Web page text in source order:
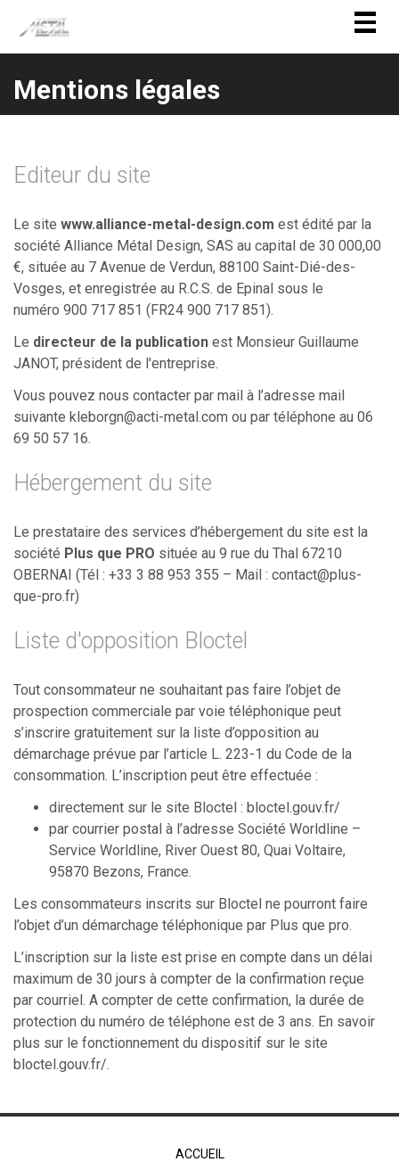
Mentions légales
Editeur du site
Le site www.alliance-metal-design.com est édité par la
société Alliance Métal Design, SAS au capital de 30 000,00
€, située au 7 Avenue de Verdun, 88100 Saint-Dié-des-
Vosges, et enregistrée au R.C.S. de Epinal sous le
numéro 900 717 851 (FR24 900 717 851).
Le directeur de la publication est Monsieur Guillaume
JANOT, président de l'entreprise.
Vous pouvez nous contacter par mail à l’adresse mail
suivante kleborgn@acti-metal.com ou par téléphone au 06
69 50 57 16.
Hébergement du site
Le prestataire des services d’hébergement du site est la
société Plus que PRO située au 9 rue du Thal 67210
OBERNAI (Tél : +33 3 88 953 355 – Mail : contact@plus-
que-pro.fr)
Liste d'opposition Bloctel
Tout consommateur ne souhaitant pas faire l’objet de
prospection commerciale par voie téléphonique peut
s’inscrire gratuitement sur la liste d’opposition au
démarchage prévue par l’article L. 223-1 du Code de la
consommation. L’inscription peut être effectuée :
directement sur le site Bloctel : bloctel.gouv.fr/
par courrier postal à l’adresse Société Worldline –
Service Worldline, River Ouest 80, Quai Voltaire,
95870 Bezons, France.
Les consommateurs inscrits sur Bloctel ne pourront faire
l’objet d’un démarchage téléphonique par Plus que pro.
L’inscription sur la liste est prise en compte dans un délai
maximum de 30 jours à compter de la confirmation reçue
par courriel. A compter de cette confirmation, la durée de
protection du numéro de téléphone est de 3 ans. En savoir
plus sur le fonctionnement du dispositif sur le site
bloctel.gouv.fr/.
ACCUEIL